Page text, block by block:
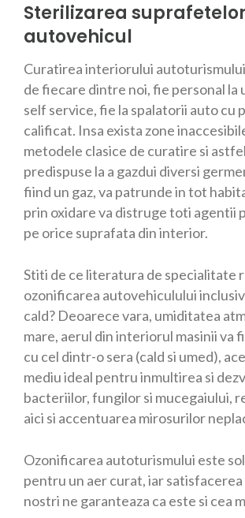
Sterilizarea
autovehicul
Curatirea interiorului
de fiecare dintre noi, fie personal la
self service, fie la spalatorii auto cu
calificat. Insa exista zone
metodele clasice de curatire si
predispuse la a gazdui diversi
fiind un gaz, va patrunde in tot
prin oxidare va distruge toti agentii
pe orice suprafata din interior.
Stiti de ce literatura de specialitate
ozonificarea autovehiculului
cald? Deoarece vara, umiditatea
mare, aerul din interiorul masinii va
cu cel dintr-o sera (cald si umed),
mediu ideal pentru inmultirea si
bacteriilor, fungilor si mucegaiului,
aici si accentuarea mirosurilor
Ozonificarea autoturismului este
pentru un aer curat, iar
nostri ne garanteaza ca este si cea